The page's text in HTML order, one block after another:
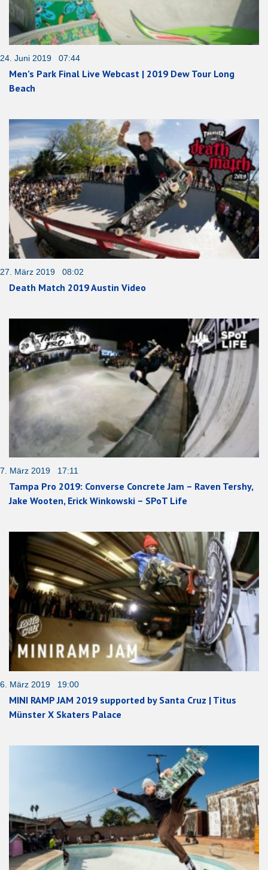
24. Juni 2019 07:44
Men’s Park Final Live Webcast | 2019 Dew Tour Long
Beach
27. März 2019 08:02
Death Match 2019 Austin Video
7. März 2019 17:11
Tampa Pro 2019: Converse Concrete Jam – Raven Tershy,
Jake Wooten, Erick Winkowski – SPoT Life
6. März 2019 19:00
MINI RAMP JAM 2019 supported by Santa Cruz | Titus
Münster X Skaters Palace